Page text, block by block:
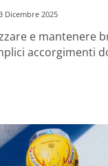
Dicembre 2025
e mantenere
accorgimenti